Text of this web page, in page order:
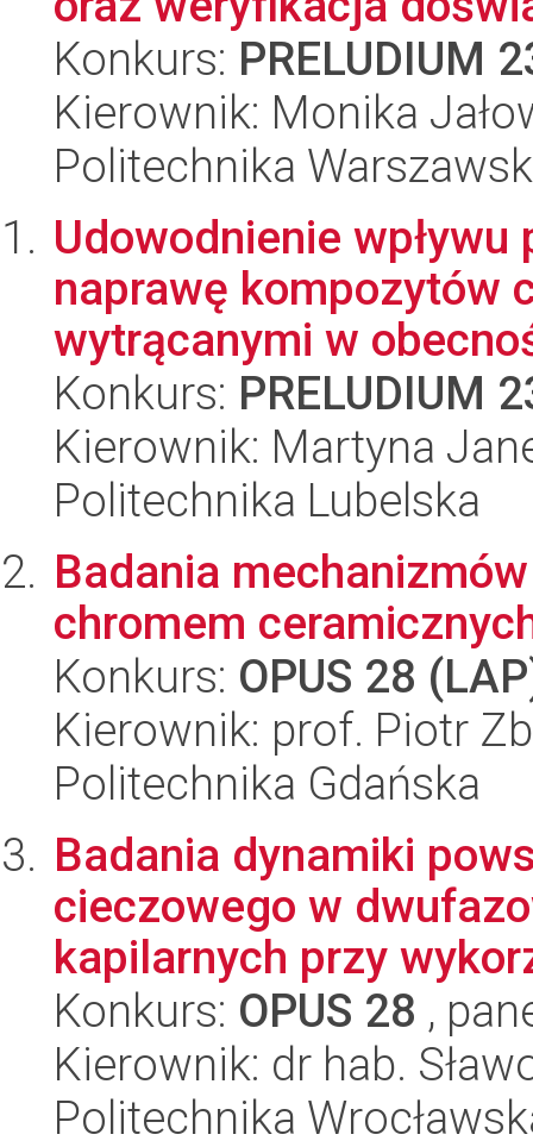
Konkurs: PRELUDIUM
Kierownik: Monika
Politechnika
Udowodnienie
naprawę kompozytów
wytrącanymi w
Konkurs: PRELUDIUM
Kierownik: Martyna
Politechnika Lubelska
Badania
chromem
Konkurs: OPUS 28
Kierownik: prof. Piotr
Politechnika Gdańska
Badania dynamiki
cieczowego w
kapilarnych przy
Konkurs: OPUS 28 ,
Kierownik: dr hab.
Politechnika